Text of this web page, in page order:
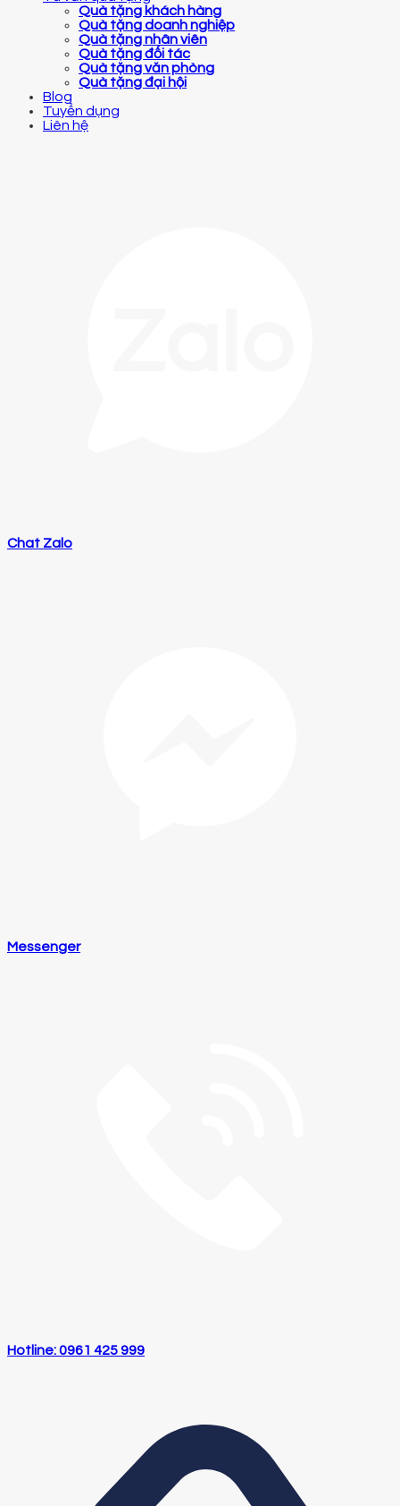
Quà tặng khách hàng
Quà tặng doanh nghiệp
Quà tặng nhân viên
Quà tặng đối tác
Quà tặng văn phòng
Quà tặng đại hội
Blog
Tuyển dụng
Liên hệ
Chat Zalo
Messenger
Hotline: 0961 425 999